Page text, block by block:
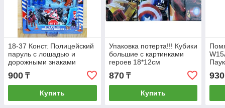
18-37 Конст. Полицейский
паруль с лошадью и
дорожными знаками
25*17см
900 ₸
Купить
Упаковка потерта!!! Кубики
большие с картинками
героев 18*12см
870₸
Купить
930